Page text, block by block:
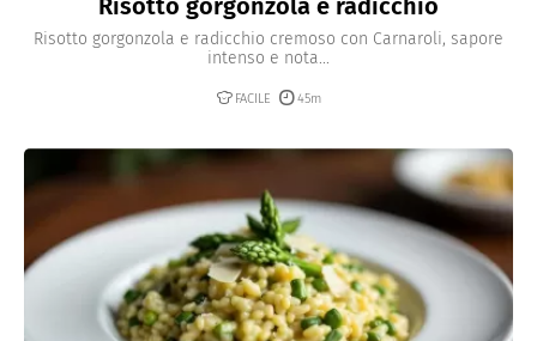
Risotto gorgonzola e radicchio
Risotto gorgonzola e radicchio cremoso con Carnaroli, sapore
intenso e nota...
FACILE 45m